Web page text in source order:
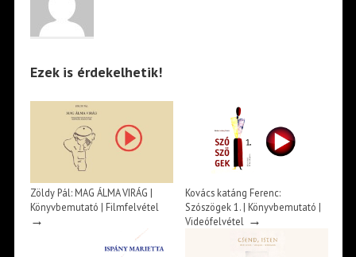
Ezek is érdekelhetik!
Zöldy Pál: MAG ÁLMA VIRÁG |
Könyvbemutató | Filmfelvétel
→
Kovács katáng Ferenc:
Szószögek 1. | Könyvbemutató |
Videófelvétel→